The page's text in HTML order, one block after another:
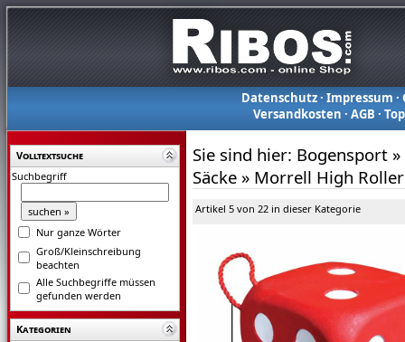
Datenschutz· Impressum ·
Versandkosten ·AGB ·
Volltextsuche
Suchbegriff
Nur ganze Wörter
Groß/Kleinschreibung
beachten
Alle Suchbegriffe müssen
gefunden werden
Kategorien
Sie sind hier: Bogensport »
Säcke » Morrell High
Artikel 5 von 22 in dieser Kategorie